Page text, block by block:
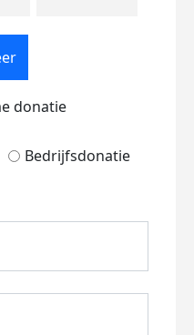
donatie
Bedrijfsdonatie